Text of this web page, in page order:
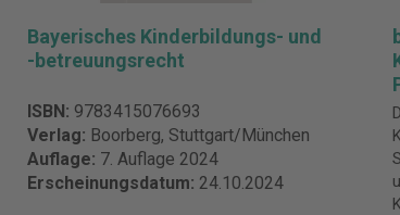
Bayerisches Kinderbildungs- und
-betreuungsrecht
ISBN: 9783415076693
Verlag: Boorberg, Stuttgart/München
Auflage: 7. Auflage 2024
Erscheinungsdatum: 24.10.2024